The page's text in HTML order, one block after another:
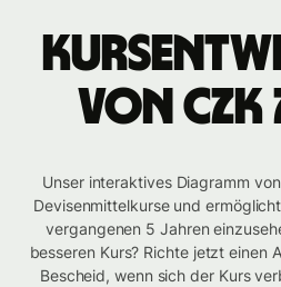
von CZK
Unser interaktives Diagramm
Devisenmittelkurse und
vergangenen 5 Jahren
besseren Kurs? Richte jetzt einen
Bescheid, wenn sich der Kurs